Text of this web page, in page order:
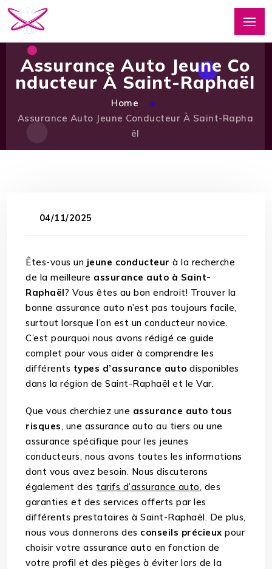
Assurance Auto Jeune Co
nducteur À Saint-Raphaël
Home
Assurance Auto Jeune Conducteur À Saint-Rapha
ël
04/11/2025
Êtes-vous un jeune conducteur à la recherche
de la meilleure assurance auto à Saint-
Raphaël? Vous êtes au bon endroit! Trouver la
bonne assurance auto n’est pas toujours facile,
surtout lorsque l’on est un conducteur novice.
C’est pourquoi nous avons rédigé ce guide
complet pour vous aider à comprendre les
différents types d’assurance auto disponibles
dans la région de Saint-Raphaël et le Var.
Que vous cherchiez une assurance auto tous
risques, une assurance auto au tiers ou une
assurance spécifique pour les jeunes
conducteurs, nous avons toutes les informations
dont vous avez besoin. Nous discuterons
également des tarifs d’assurance auto, des
garanties et des services offerts par les
différents prestataires à Saint-Raphaël. De plus,
nous vous donnerons des conseils précieux pour
choisir votre assurance auto en fonction de
votre profil et des pièges à éviter lors de la